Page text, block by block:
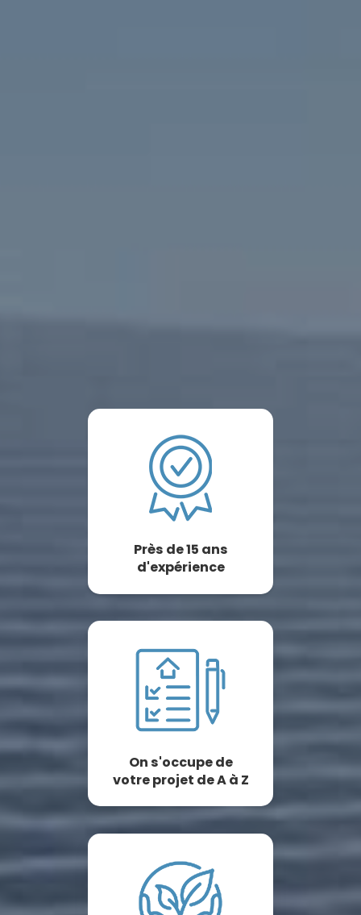
Près de 15 ans
d'expérience
On s'occupe de
votre projet de A à Z